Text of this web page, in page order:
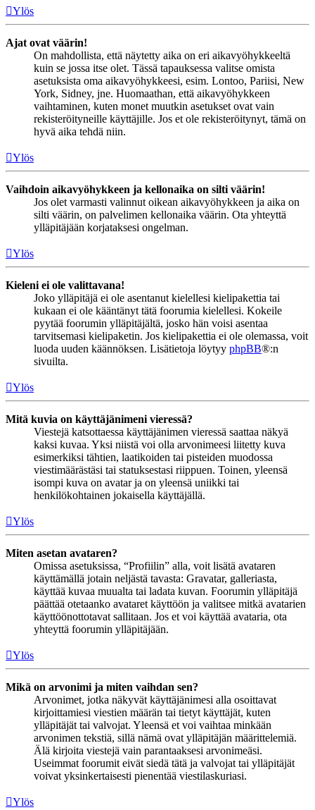
Ylös
Ajat ovat väärin!
On mahdollista, että näytetty aika on eri aikavyöhykkeeltä
kuin se jossa itse olet. Tässä tapauksessa valitse omista
asetuksista oma aikavyöhykkeesi, esim. Lontoo, Pariisi, New
York, Sidney, jne. Huomaathan, että aikavyöhykkeen
vaihtaminen, kuten monet muutkin asetukset ovat vain
rekisteröityneille käyttäjille. Jos et ole rekisteröitynyt, tämä on
hyvä aika tehdä niin.
Ylös
Vaihdoin aikavyöhykkeen ja kellonaika on silti väärin!
Jos olet varmasti valinnut oikean aikavyöhykkeen ja aika on
silti väärin, on palvelimen kellonaika väärin. Ota yhteyttä
ylläpitäjään korjataksesi ongelman.
Ylös
Kieleni ei ole valittavana!
Joko ylläpitäjä ei ole asentanut kielellesi kielipakettia tai
kukaan ei ole kääntänyt tätä foorumia kielellesi. Kokeile
pyytää foorumin ylläpitäjältä, josko hän voisi asentaa
tarvitsemasi kielipaketin. Jos kielipakettia ei ole olemassa, voit
luoda uuden käännöksen. Lisätietoja löytyy phpBB®:n
sivuilta.
Ylös
Mitä kuvia on käyttäjänimeni vieressä?
Viestejä katsottaessa käyttäjänimen vieressä saattaa näkyä
kaksi kuvaa. Yksi niistä voi olla arvonimeesi liitetty kuva
esimerkiksi tähtien, laatikoiden tai pisteiden muodossa
viestimäärästäsi tai statuksestasi riippuen. Toinen, yleensä
isompi kuva on avatar ja on yleensä uniikki tai
henkilökohtainen jokaisella käyttäjällä.
Ylös
Miten asetan avataren?
Omissa asetuksissa, “Profiilin” alla, voit lisätä avataren
käyttämällä jotain neljästä tavasta: Gravatar, galleriasta,
käyttää kuvaa muualta tai ladata kuvan. Foorumin ylläpitäjä
päättää otetaanko avataret käyttöön ja valitsee mitkä avatarien
käyttöönottotavat sallitaan. Jos et voi käyttää avataria, ota
yhteyttä foorumin ylläpitäjään.
Ylös
Mikä on arvonimi ja miten vaihdan sen?
Arvonimet, jotka näkyvät käyttäjänimesi alla osoittavat
kirjoittamiesi viestien määrän tai tietyt käyttäjät, kuten
ylläpitäjät tai valvojat. Yleensä et voi vaihtaa minkään
arvonimen tekstiä, sillä nämä ovat ylläpitäjän määrittelemiä.
Älä kirjoita viestejä vain parantaaksesi arvonimeäsi.
Useimmat foorumit eivät siedä tätä ja valvojat tai ylläpitäjät
voivat yksinkertaisesti pienentää viestilaskuriasi.
Ylös